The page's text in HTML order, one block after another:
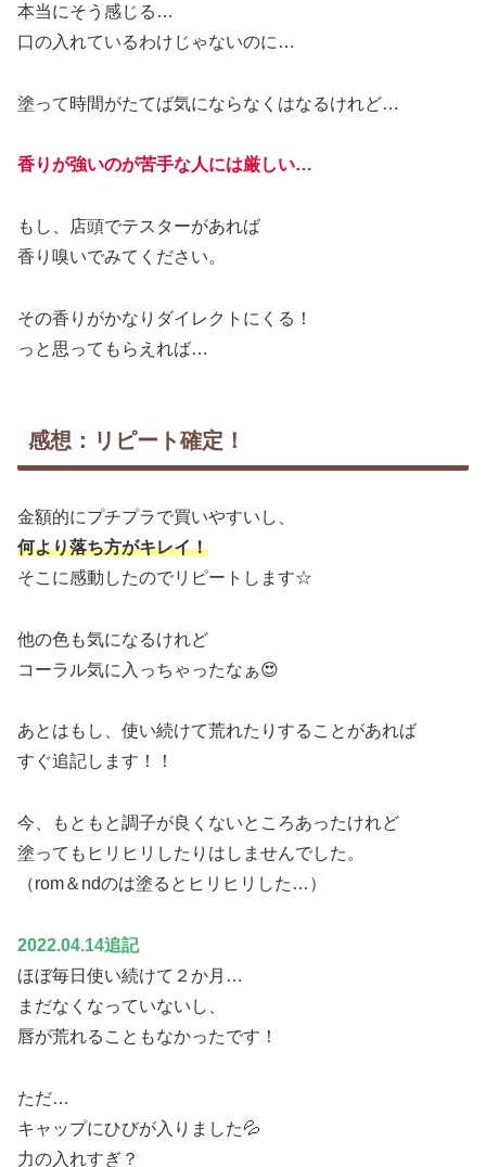
本当にそう感じる…
口の入れているわけじゃないのに…
塗って時間がたてば気にならなくはなるけれど…
香りが強いのが苦手な人には厳しい…
もし、店頭でテスターがあれば
香り嗅いでみてください。
その香りがかなりダイレクトにくる！
っと思ってもらえれば…
感想：リピート確定！
金額的にプチプラで買いやすいし、
何より落ち方がキレイ！
そこに感動したのでリピートします☆
他の色も気になるけれど
コーラル気に入っちゃったなぁ😍
あとはもし、使い続けて荒れたりすることがあれば
すぐ追記します！！
今、もともと調子が良くないところあったけれど
塗ってもヒリヒリしたりはしませんでした。
（rom＆ndのは塗るとヒリヒリした…）
2022.04.14追記
ほぼ毎日使い続けて２か月…
まだなくなっていないし、
唇が荒れることもなかったです！
ただ…
キャップにひびが入りました💦
力の入れすぎ？